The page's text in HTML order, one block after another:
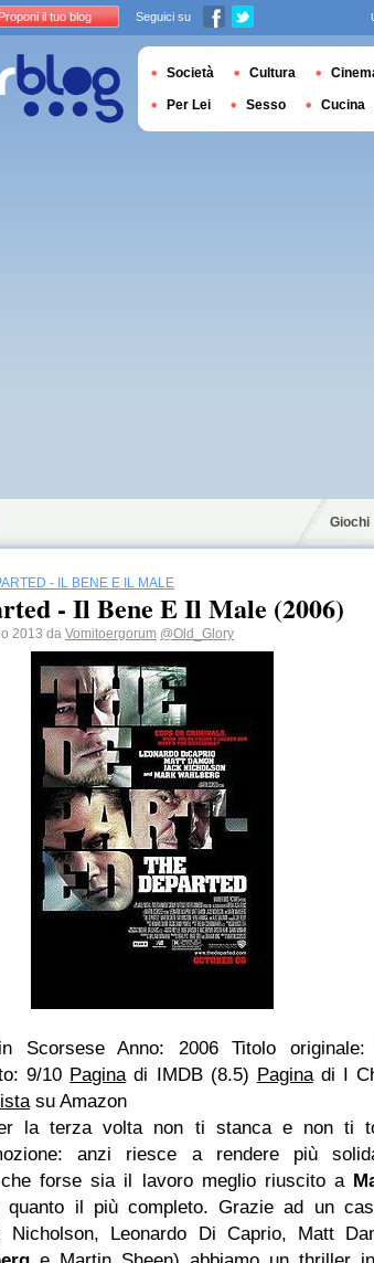
Giochi
- IL BENE E IL MALE
- Il Bene E Il Male (2006)
2013 da Vomitoergorum @Old_Glory
Scorsese Anno: 2006 Titolo originale:
9/10 Paginadi IMDB (8.5) Paginadi I
su Amazon
la terza volta non ti stanca e non ti
anzi riesce a rendere più
forse sia il lavoro meglio riuscito a
quanto il più completo. Grazie ad un
Nicholson, Leonardo Di Caprio, Matt
il tuo blog Seguici su
Società Cultura
Per Lei Sesso Cucina